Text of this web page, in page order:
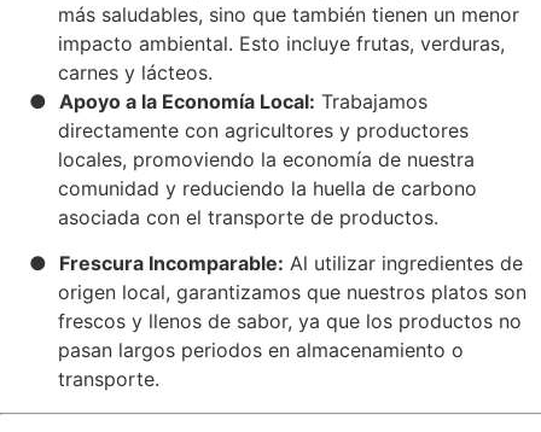
más saludables, sino que también tienen un menor
impacto ambiental. Esto incluye frutas, verduras,
carnes y lácteos.
● Apoyo a la Economía Local: Trabajamos
directamente con agricultores y productores
locales, promoviendo la economía de nuestra
comunidad y reduciendo la huella de carbono
asociada con el transporte de productos.
● Frescura Incomparable: Al utilizar ingredientes de
origen local, garantizamos que nuestros platos son
frescos y llenos de sabor, ya que los productos no
pasan largos periodos en almacenamiento o
transporte.